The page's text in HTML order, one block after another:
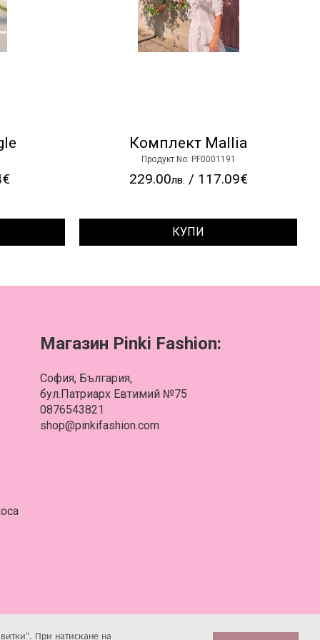
При натискане на
Комплект Mallia
Продукт No: PF0001191
229.00лв. / 117.09€
КУПИ
Магазин Pinki Fashion:
София, България,
бул.Патриарх Евтимий №75
0876543821
shop@pinkifashion.com
И ПОДДРЪЖКА